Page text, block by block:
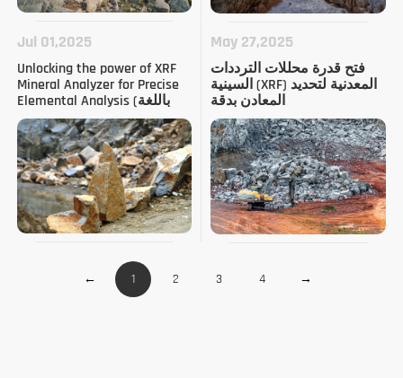
Jul 01,2025
Unlocking the power of XRF
Mineral Analyzer for Precise
Elemental Analysis (باللغة
الإنجليزية)
May 27,2025
فتح قدرة محللات الترددات
السينية (XRF) المعدنية لتحديد
المعادن بدقة
← 1 2 3 4 →